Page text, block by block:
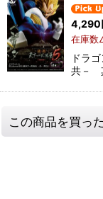
4,290
在庫
ドラ
共－
この商品を買っ